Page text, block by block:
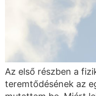
Az első részben a
teremtődésének az